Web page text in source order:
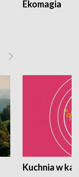
Ekomagia
Kuchnia w